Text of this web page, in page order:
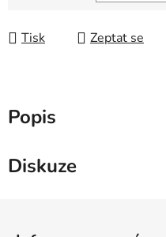
Tisk Zeptat se
Popis
Diskuze